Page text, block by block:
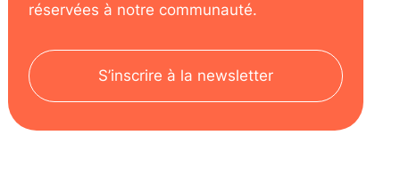
réservées à notre communauté.
S’inscrire à la newsletter